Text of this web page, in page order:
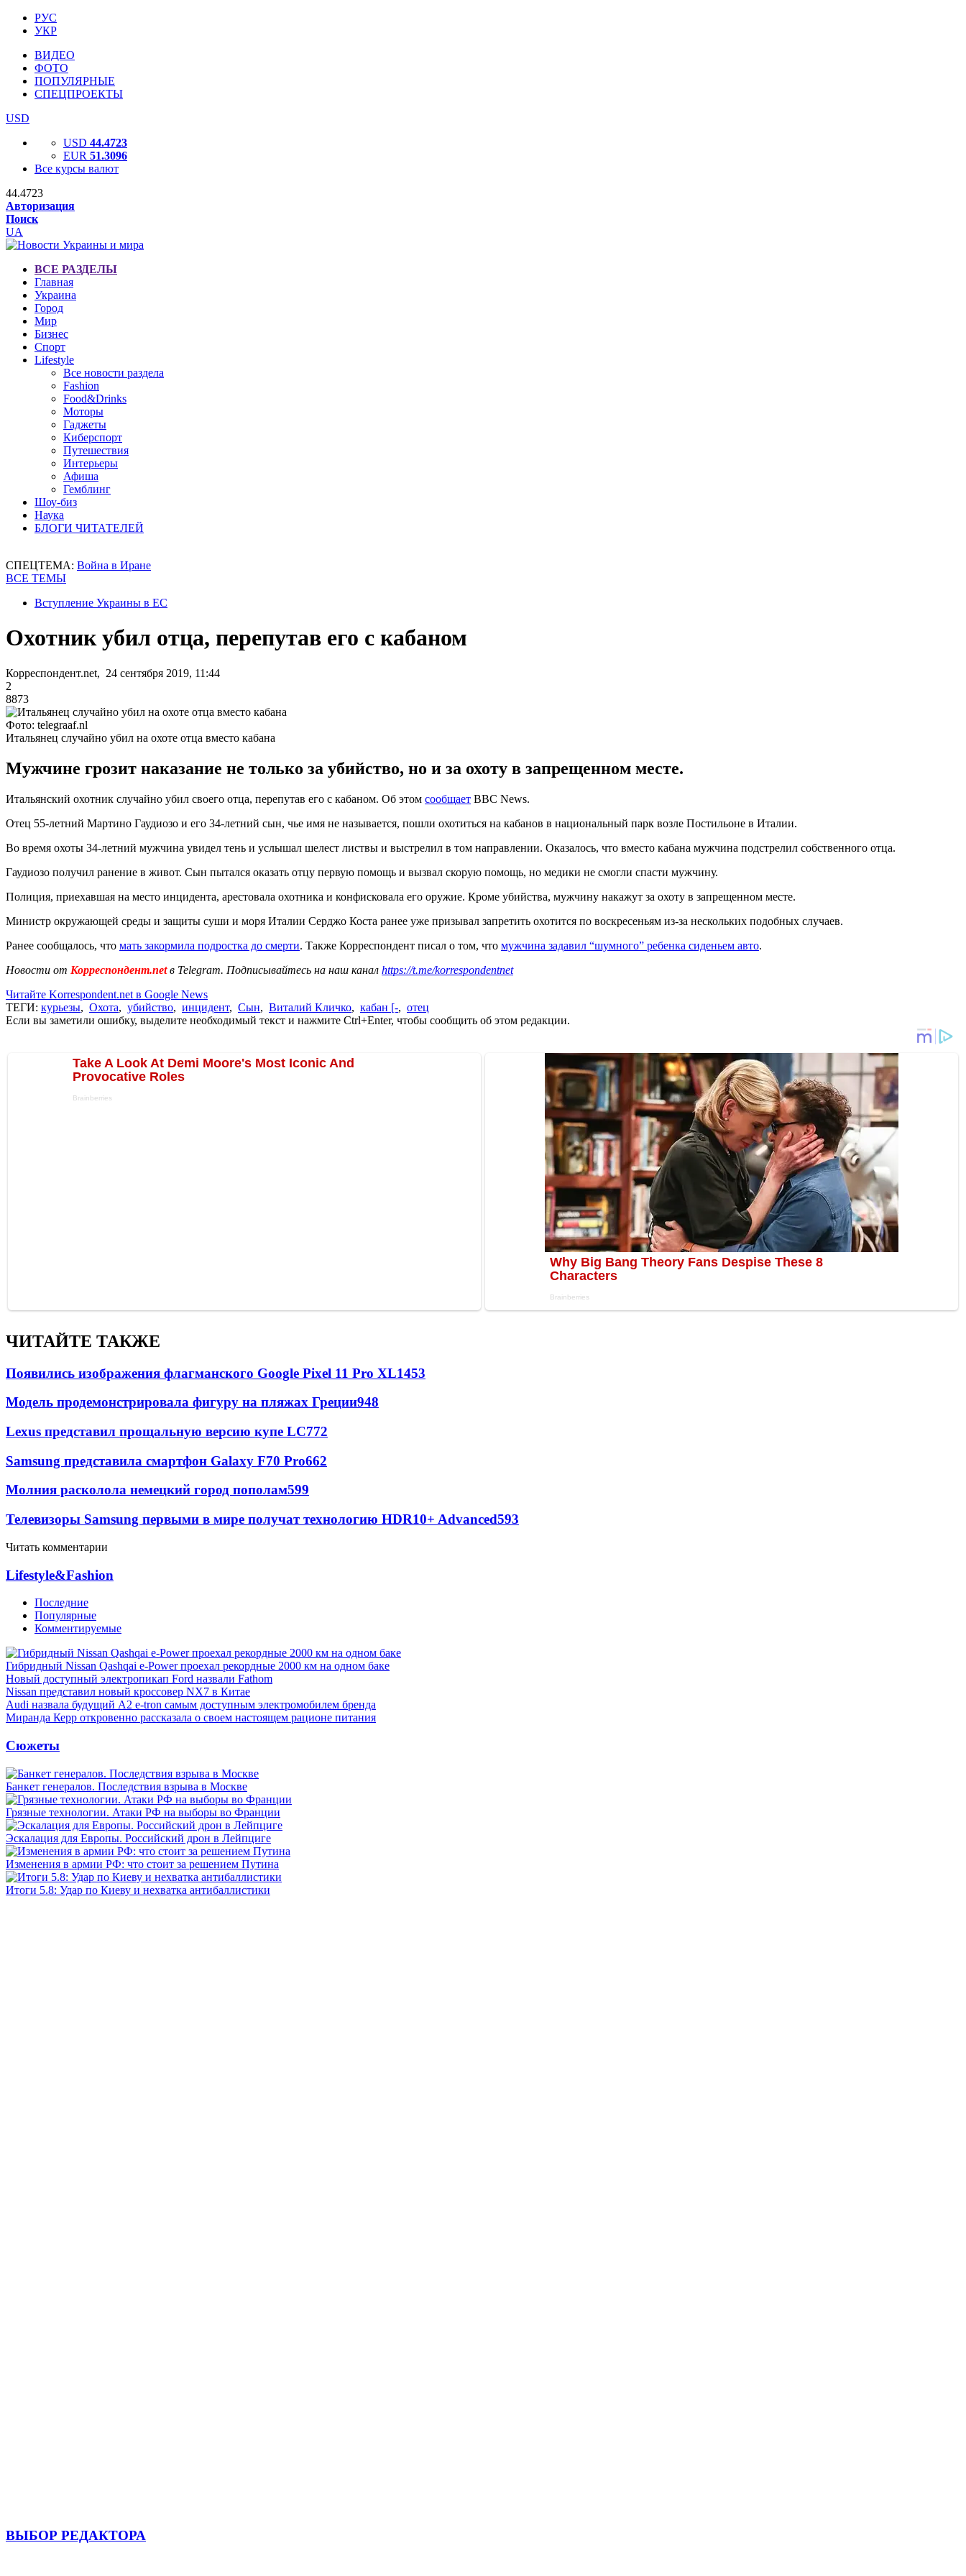
РУС
УКР
ВИДЕО
ФОТО
ПОПУЛЯРНЫЕ
СПЕЦПРОЕКТЫ
USD
USD 44.4723
EUR 51.3096
Все курсы валют
44.4723
Авторизация
Поиск
UA
ВСЕ РАЗДЕЛЫ
Главная
Украина
Город
Мир
Бизнес
Спорт
Lifestyle
Все новости раздела
Fashion
Food&Drinks
Моторы
Гаджеты
Киберспорт
Путешествия
Интерьеры
Афиша
Гемблинг
Шоу-биз
Наука
БЛОГИ ЧИТАТЕЛЕЙ
СПЕЦТЕМА: Война в Иране
ВСЕ ТЕМЫ
Вступление Украины в ЕС
Охотник убил отца, перепутав его с кабаном
Корреспондент.net, 24 сентября 2019, 11:44
2
8873
Фото: telegraaf.nl
Итальянец случайно убил на охоте отца вместо кабана
Мужчине грозит наказание не только за убийство, но и за охоту в запрещенном месте.
Итальянский охотник случайно убил своего отца, перепутав его с кабаном. Об этом сообщает BBC News.
Отец 55-летний Мартино Гаудиозо и его 34-летний сын, чье имя не называется, пошли охотиться на кабанов в национальный парк возле Постильоне в Италии.
Во время охоты 34-летний мужчина увидел тень и услышал шелест листвы и выстрелил в том направлении. Оказалось, что вместо кабана мужчина подстрелил собственного отца.
Гаудиозо получил ранение в живот. Сын пытался оказать отцу первую помощь и вызвал скорую помощь, но медики не смогли спасти мужчину.
Полиция, приехавшая на место инцидента, арестовала охотника и конфисковала его оружие. Кроме убийства, мужчину накажут за охоту в запрещенном месте.
Министр окружающей среды и защиты суши и моря Италии Серджо Коста ранее уже призывал запретить охотится по воскресеньям из-за нескольких подобных случаев.
Ранее сообщалось, что мать закормила подростка до смерти. Также Корреспондент писал о том, что мужчина задавил “шумного” ребенка сиденьем авто.
Новости от Корреспондент.netв Telegram. Подписывайтесь на наш канал https://t.me/korrespondentnet
Читайте Korrespondent.net в Google News
ТЕГИ: курьезы, Охота, убийство, инцидент, Сын, Виталий Кличко, кабан [-, отец
Если вы заметили ошибку, выделите необходимый текст и нажмите Ctrl+Enter, чтобы сообщить об этом редакции.
ЧИТАЙТЕ ТАКЖЕ
Появились изображения флагманского Google Pixel 11 Pro XL1453
Модель продемонстрировала фигуру на пляжах Греции948
Lexus представил прощальную версию купе LC772
Samsung представила смартфон Galaxy F70 Pro662
Молния расколола немецкий город пополам599
Телевизоры Samsung первыми в мире получат технологию HDR10+ Advanced593
Читать комментарии
Lifestyle&Fashion
Последние
Популярные
Комментируемые
Гибридный Nissan Qashqai e-Power проехал рекордные 2000 км на одном баке
Новый доступный электропикап Ford назвали Fathom
Nissan представил новый кроссовер NX7 в Китае
Audi назвала будущий A2 e-tron самым доступным электромобилем бренда
Миранда Керр откровенно рассказала о своем настоящем рационе питания
Сюжеты
Банкет генералов. Последствия взрыва в Москве
Грязные технологии. Атаки РФ на выборы во Франции
Эскалация для Европы. Российский дрон в Лейпциге
Изменения в армии РФ: что стоит за решением Путина
Итоги 5.8: Удар по Киеву и нехватка антибаллистики
ВЫБОР РЕДАКТОРА